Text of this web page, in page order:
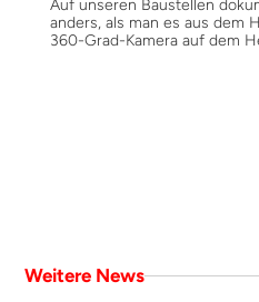
Auf unseren Baustellen
anders, als man es aus dem
360-Grad-Kamera auf dem
dokumentiert ist.
Weitere News